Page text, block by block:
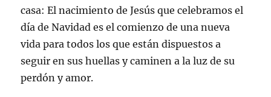
casa: El nacimiento de Jesús que celebramos el
día de Navidad es el comienzo de una nueva
vida para todos los que están dispuestos a
seguir en sus huellas y caminen a la luz de su
perdón y amor.